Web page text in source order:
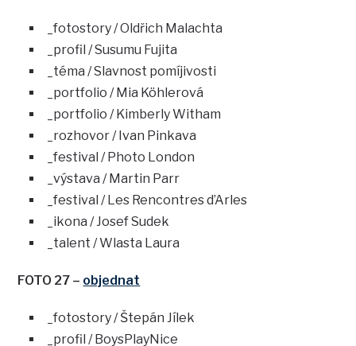
_fotostory / Oldřich Malachta
_profil / Susumu Fujita
_téma / Slavnost pomíjivosti
_portfolio / Mia Köhlerová
_portfolio / Kimberly Witham
_rozhovor / Ivan Pinkava
_festival / Photo London
_výstava / Martin Parr
_festival / Les Rencontres d’Arles
_ikona / Josef Sudek
_talent / Wlasta Laura
FOTO 27 – objednat
_fotostory / Štepán Jílek
_profil / BoysPlayNice